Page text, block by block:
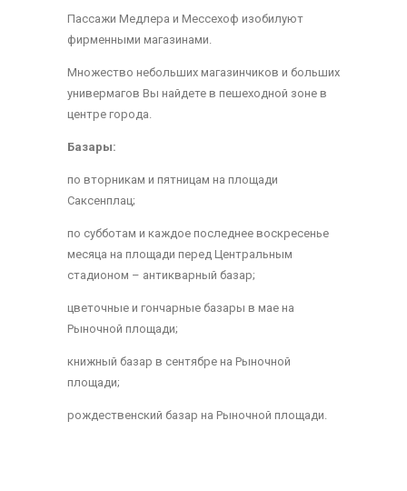
Пассажи Медлера и Мессехоф изобилуют
фирменными магазинами.
Множество небольших магазинчиков и больших
универмагов Вы найдете в пешеходной зоне в
центре города.
Базары:
по вторникам и пятницам на площади
Саксенплац;
по субботам и каждое последнее воскресенье
месяца на площади перед Центральным
стадионом – антикварный базар;
цветочные и гончарные базары в мае на
Рыночной площади;
книжный базар в сентябре на Рыночной
площади;
рождественский базар на Рыночной площади.